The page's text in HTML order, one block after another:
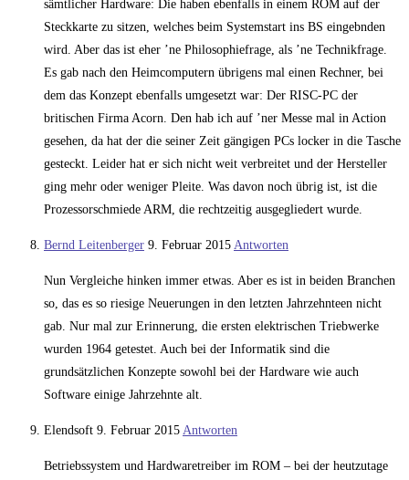
sämtlicher Hardware: Die haben ebenfalls in einem ROM auf der
Steckkarte zu sitzen, welches beim Systemstart ins BS eingebnden
wird. Aber das ist eher ’ne Philosophiefrage, als ’ne Technikfrage.
Es gab nach den Heimcomputern übrigens mal einen Rechner, bei
dem das Konzept ebenfalls umgesetzt war: Der RISC-PC der
britischen Firma Acorn. Den hab ich auf ’ner Messe mal in Action
gesehen, da hat der die seiner Zeit gängigen PCs locker in die Tasche
gesteckt. Leider hat er sich nicht weit verbreitet und der Hersteller
ging mehr oder weniger Pleite. Was davon noch übrig ist, ist die
Prozessorschmiede ARM, die rechtzeitig ausgegliedert wurde.
Bernd Leitenberger 9. Februar 2015 Antworten
Nun Vergleiche hinken immer etwas. Aber es ist in beiden Branchen
so, das es so riesige Neuerungen in den letzten Jahrzehnteen nicht
gab. Nur mal zur Erinnerung, die ersten elektrischen Triebwerke
wurden 1964 getestet. Auch bei der Informatik sind die
grundsätzlichen Konzepte sowohl bei der Hardware wie auch
Software einige Jahrzehnte alt.
Elendsoft 9. Februar 2015 Antworten
Betriebssystem und Hardwaretreiber im ROM – bei der heutzutage